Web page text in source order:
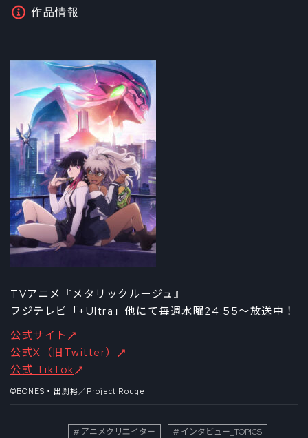
作品情報
TVアニメ『メタリックルージュ』
フジテレビ「+Ultra」他にて毎週水曜24:55～放送中！
公式サイト
公式X（旧Twitter）
公式 TikTok
©BONES・出渕裕／Project Rouge
アニメクリエイター インタビュー_TOPICS